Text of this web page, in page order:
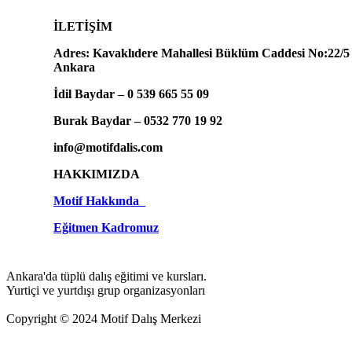
İLETİŞİM
Adres: Kavaklıdere Mahallesi Büklüm Caddesi No:22/5
Ankara
İdil Baydar – 0 539 665 55 09
Burak Baydar – 0532 770 19 92
info@motifdalis.com
HAKKIMIZDA
Motif Hakkında
Eğitmen Kadromuz
Ankara'da tüplü dalış eğitimi ve kursları.
Yurtiçi ve yurtdışı grup organizasyonları
Copyright © 2024 Motif Dalış Merkezi